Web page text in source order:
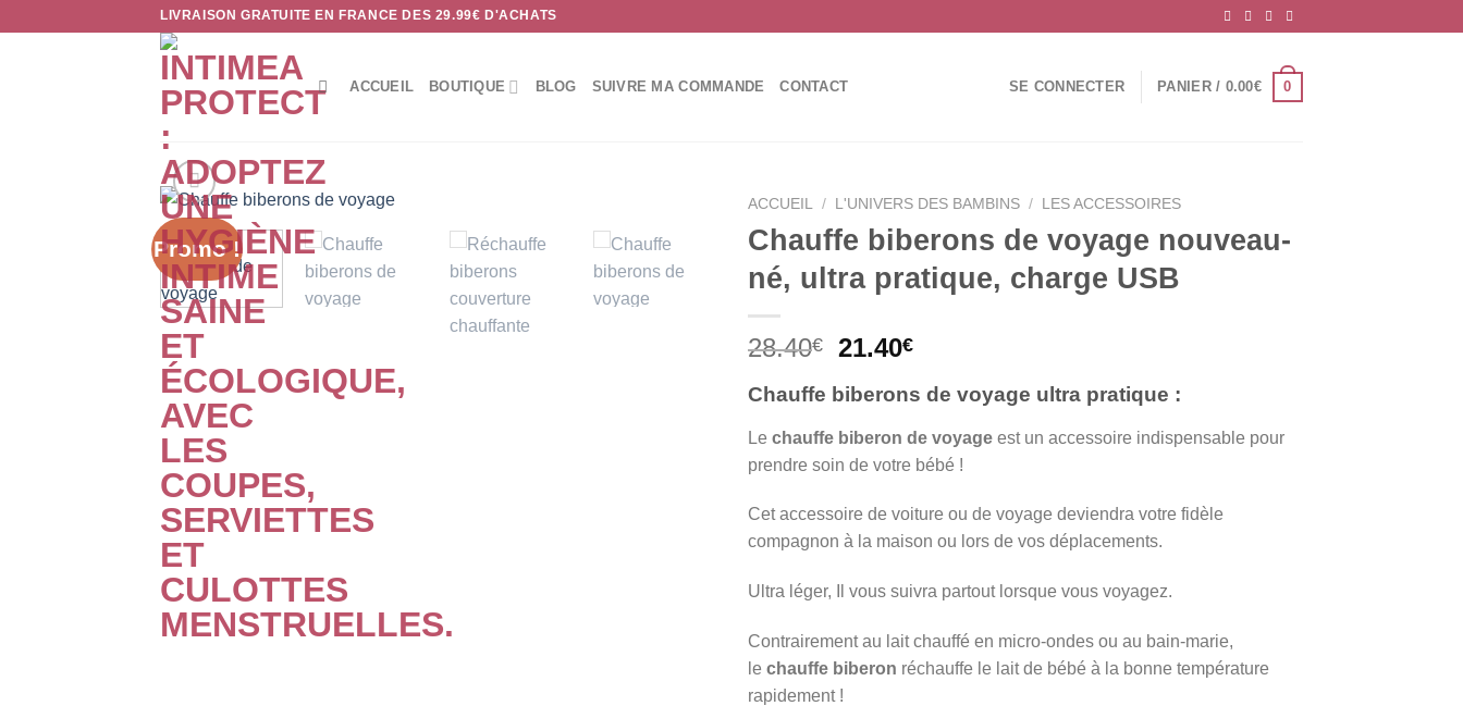
LIVRAISON GRATUITE EN FRANCE DES 29.99€ D'ACHATS
ACCUEIL BOUTIQUE BLOG SUIVRE MA COMMANDE CONTACT SE CONNECTER PANIER / 0.00€ 0
Promo !
ACCUEIL / L'UNIVERS DES BAMBINS / LES ACCESSOIRES
Chauffe biberons de voyage nouveau-
né, ultra pratique, charge USB
28.40€
Le
initial
était :
28.40€.
21.40€Le
actuel
est :
21.40€.
Chauffe biberons de voyage ultra pratique :
Le chauffe biberon de voyage est un accessoire indispensable pour
prendre soin de votre bébé !
Cet accessoire de voiture ou de voyage deviendra votre fidèle
compagnon à la maison ou lors de vos déplacements.
Ultra léger, Il vous suivra partout lorsque vous voyagez.
Contrairement au lait chauffé en micro-ondes ou au bain-marie,
le chauffe biberon réchauffe le lait de bébé à la bonne température
rapidement !